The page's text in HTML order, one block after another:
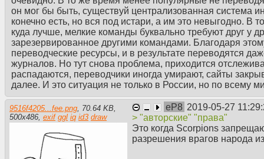
одним отличием на родине аниме крутят по телевизору.
лицензиаторов (в те времена) аниме-переводы/озвучки
и уже сложилось определенное комьюнити никто не
решивших внезапно освоить рыночек.
*fix
он мог бы быть, существуй централизованная система
конечно есть, но вся под истари, а им это невыгодно. В
куда лучше, мелкие команды буквально требуют друг у
зарезервированное другими командами. Благодаря
переводческие ресурсы, и в результате переводятся
журналов. Но тут снова проблема, приходится
распадаются, переводчики иногда умирают, сайты
далее. И это ситуация не только в России, но по всему
9516f4205...fee.png, 70.64 KB,
500x486, exif ggl iq id3 draw
eP8 2019-05-27
> "авторские" "права"
Это когда Scorpions
разрешения врагов народа